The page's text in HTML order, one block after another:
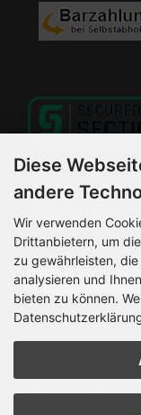
Newsletter-
E-Mail-Adresse:
Der Newsletter kann
HELLEMANN
Diese
andere
Wir verwenden
Drittanbietern, um
zu gewährleisten,
analysieren und
bieten zu können.